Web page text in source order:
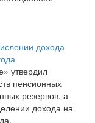
дохода
утвердил
пенсионных
резервов, а
дохода на